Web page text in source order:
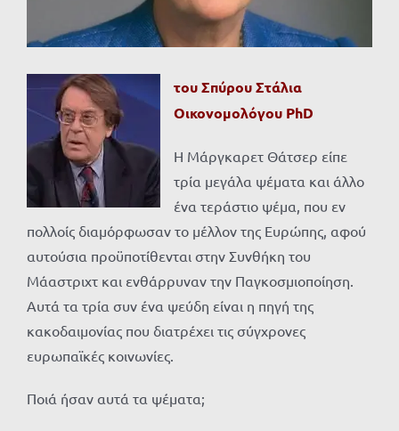
του Σπύρου Στάλια
Οικονομολόγου PhD
Η Μάργκαρετ Θάτσερ είπε
τρία μεγάλα ψέματα και άλλο
ένα τεράστιο ψέμα, που εν
πολλοίς διαμόρφωσαν το μέλλον της Ευρώπης, αφού
αυτούσια προϋποτίθενται στην Συνθήκη του
Μάαστριχτ και ενθάρρυναν την Παγκοσμιοποίηση.
Αυτά τα τρία συν ένα ψεύδη είναι η πηγή της
κακοδαιμονίας που διατρέχει τις σύγχρονες
ευρωπαϊκές κοινωνίες.
Ποιά ήσαν αυτά τα ψέματα;